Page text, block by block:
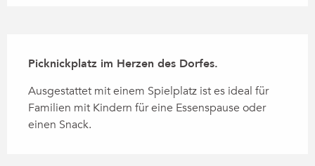
Picknickplatz im Herzen des Dorfes.
Ausgestattet mit einem Spielplatz ist es ideal für
Familien mit Kindern für eine Essenspause oder
einen Snack.